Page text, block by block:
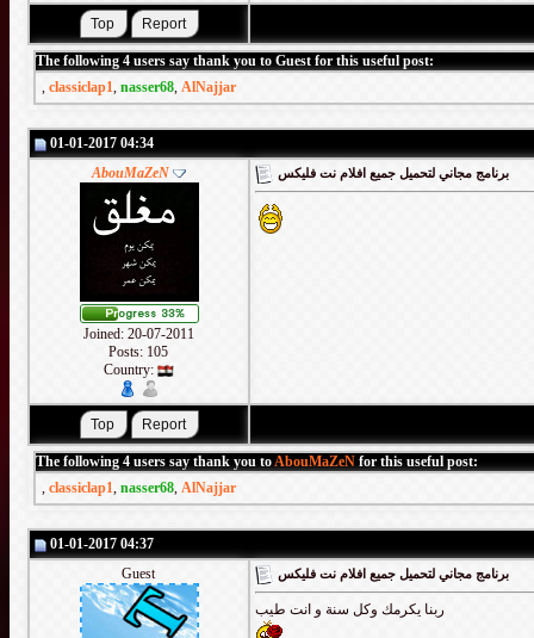
The following 4 users say thank you to Guest for this useful post:
, classiclap1, nasser68, AlNajjar
01-01-2017 04:34
AbouMaZeN
Joined: 20-07-2011
Posts: 105
Country:
برنامج مجاني لتحميل جميع افلام نت فليكس
The following 4 users say thank you toAbouMaZeN for this useful post:
, classiclap1, nasser68, AlNajjar
01-01-2017 04:37
Guest
برنامج مجاني لتحميل جميع افلام نت فليكس
ربنا يكرمك وكل سنة و انت طيب